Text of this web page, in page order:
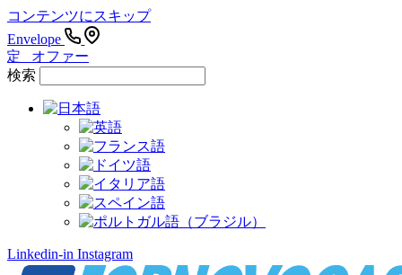
コンテンツにスキップ
Envelope
定 オファー
検索
Linkedin-in Instagram